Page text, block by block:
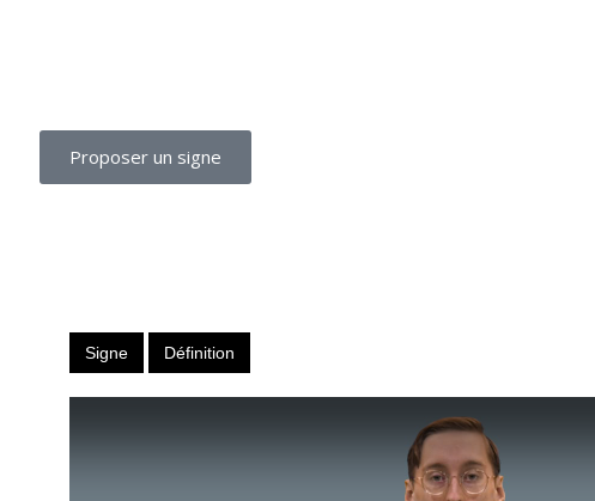
Proposer un signe
Signe Définition